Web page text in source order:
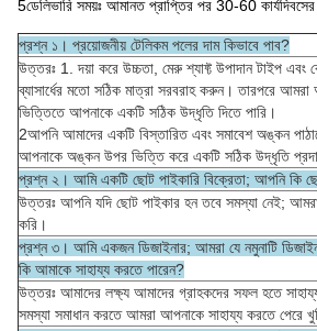
5ডেলিভারি সময়ঃ আমানত প্রাপ্তির পর 30-60
প্রশ্ন ১। প্রয়োজনীয় টেলিকম পলের দাম কিভাবে পাব?
উত্তরঃ 1. দয়া করে উচ্চতা, মেরু শ্যাফ্ট উপাদান টাইপ এবং
ব্যাসার্ধের মতো সঠিক মাত্রা সরবরাহ করুন। তারপরে আমরা
ভিত্তিতে আপনাকে একটি সঠিক উদ্ধৃতি দিতে পারি।
2আপনি আমাদের একটি বিস্তারিত এবং সমাবেশ অঙ্কন
আপনাকে অঙ্কন উপর ভিত্তি করে একটি সঠিক উদ্ধৃতি
প্রশ্ন ২। আমি একটি ছোট পাইকারি বিক্রেতা; আপনি কি
উত্তরঃ আপনি যদি ছোট পাইকার হন তবে সমস্যা নেই; আমরা
করি।
প্রশ্ন ৩। আমি একজন ডিজাইনার; আমরা যে নমুনাটি
কি আমাকে সাহায্য করতে পারেন?
উত্তরঃ আমাদের লক্ষ্য আমাদের গ্রাহকদের সফল হতে
সমস্যা সমাধান করতে আমরা আপনাকে সাহায্য করতে পেরে